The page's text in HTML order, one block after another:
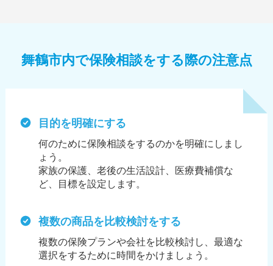
舞鶴市内で保険相談をする際の注意点
目的を明確にする
何のために保険相談をするのかを明確にしまし
ょう。
家族の保護、老後の生活設計、医療費補償な
ど、目標を設定します。
複数の商品を比較検討をする
複数の保険プランや会社を比較検討し、最適な
選択をするために時間をかけましょう。